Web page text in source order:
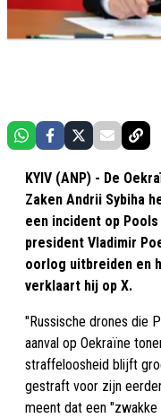
KYIV (ANP) - De
Zaken Andrii Sybiha‎
een incident op
president Vladimir
oorlog uitbreiden en
verklaart hij op X.
"Russische drones die
aanval op Oekraïne
straffeloosheid blijft
gestraft voor zijn
meent dat een "zwakke